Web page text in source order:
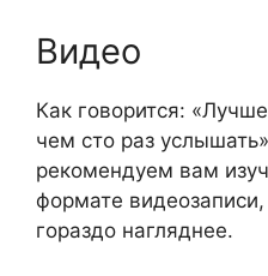
Видео
Как говорится:
чем сто раз
рекомендуем вам
формате
гораздо нагляднее.